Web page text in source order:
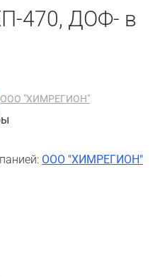
470, ДОФ- в
ООО "ХИМРЕГИОН"
ООО "ХИМРЕГИОН"